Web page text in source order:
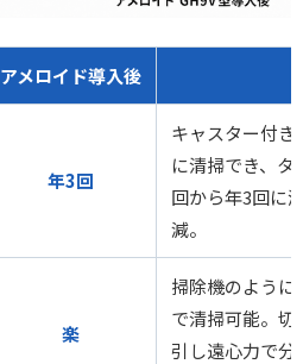
アメロイド導入後
年3回
キャスター付
に清掃でき、
回から年3回に
減。
楽
掃除機のよう
で清掃可能。
引し遠心力で分